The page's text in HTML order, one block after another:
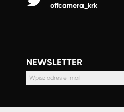
offcamera_krk
NEWSLETTER